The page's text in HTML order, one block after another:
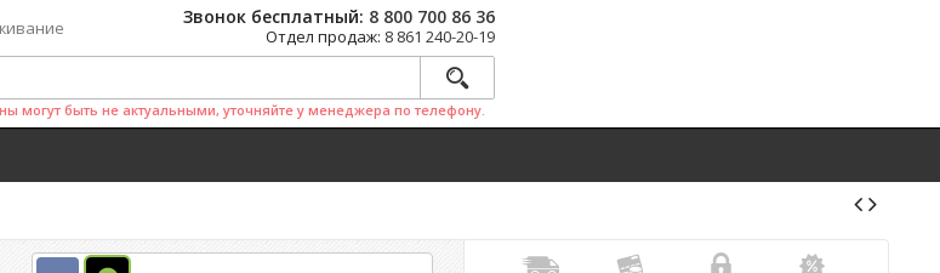
Звонок бесплатный: 8 800 700 86 36
Отдел продаж: 8 861 240-20-19
могут быть не актуальными, уточняйте у менеджера по телефону.